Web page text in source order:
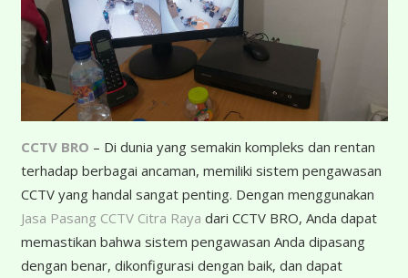
CCTV BRO – Di dunia yang semakin kompleks dan rentan
terhadap berbagai ancaman, memiliki sistem pengawasan
CCTV yang handal sangat penting. Dengan menggunakan
Jasa Pasang CCTV Citra Raya dari CCTV BRO, Anda dapat
memastikan bahwa sistem pengawasan Anda dipasang
dengan benar, dikonfigurasi dengan baik, dan dapat